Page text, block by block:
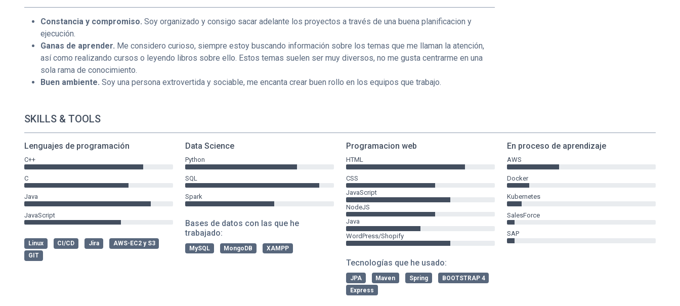
Constancia y compromiso. Soy organizado y consigo sacar adelante los proyectos a través de una buena planificacion y
ejecución.
Ganas de aprender. Me considero curioso, siempre estoy buscando información sobre los temas que me llaman la atención,
así como realizando cursos o leyendo libros sobre ello. Estos temas suelen ser muy diversos, no me gusta centrarme en una
sola rama de conocimiento.
Buen ambiente. Soy una persona extrovertida y sociable, me encanta crear buen rollo en los equipos que trabajo.
SKILLS & TOOLS
Lenguajes de programación
C++
C
Java
JavaScript
Linux CI/CD Jira
AWS-EC2 y S3
GIT
Data Science
Python
SQL
Spark
Bases de datos con las que he
trabajado:
MySQL MongoDB XAMPP
Programacion web
HTML
CSS
JavaScript
NodeJS
Java
WordPress/Shopify
Tecnologías que he usado:
JPA Maven Spring
BOOTSTRAP 4
Express
En proceso de aprendizaje
AWS
Docker
Kubernetes
SalesForce
SAP